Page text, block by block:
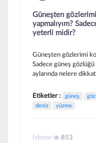
Güneşten
yapmalıyım?
yeterli midir?
Güneşten gözlerimi
Sadece güneş
aylarında nelere
Etiketler : güneş göz
deniz
yüzme
İzleme 853